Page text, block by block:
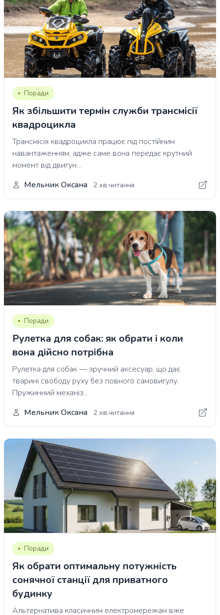
Поради
Як збільшити термін служби трансмісії
квадроцикла
Трансмісія квадроцикла працює під постійним
навантаженням, адже саме вона передає крутний
момент від двигун...
Мельник Оксана
2 хв.читання
Поради
Рулетка для собак: як обрати і коли
вона дійсно потрібна
Рулетка для собак — зручний аксесуар, що дає
тварині свободу руху без повного самовигулу.
Пружинний механіз...
Мельник Оксана
2 хв.читання
Поради
Як обрати оптимальну потужність
сонячної станції для приватного
будинку
Альтернатива класичним електромережам вже